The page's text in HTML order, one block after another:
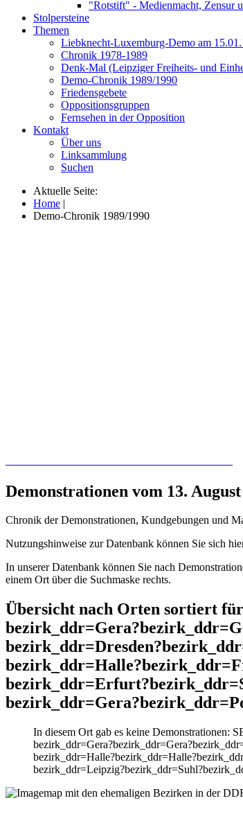
"Rotstift" - Medienmacht, Zensur
Stolpersteine
Themen
Liebknecht-Luxemburg-Demo am
Chronik 1978-1989
Denk-Mal (Leipziger Freiheits- und
Demo-Chronik 1989/1990
Friedensgebete
Oppositionsgruppen
Fernsehen in der Opposition
Kontakt
Über uns
Linksammlung
Suchen
Aktuelle Seite:
Home |
Demo-Chronik 1989/1990
Demonstrationen vom 13.
Chronik der Demonstrationen, Kundgebungen und
Nutzungshinweise zur Datenbank können Sie sich
In unserer Datenbank können Sie nach
einem Ort über die Suchmaske rechts.
Übersicht nach Orten sortiert
In diesem Ort gab es keine Demonstrationen: